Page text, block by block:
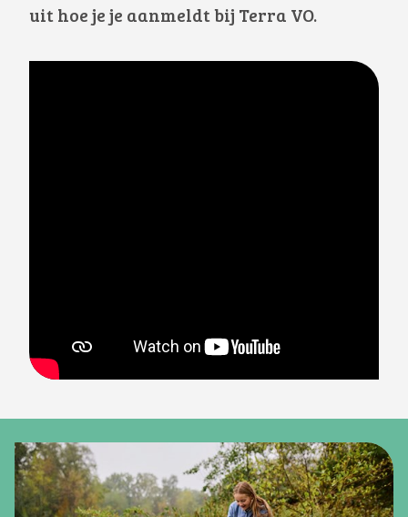
uit hoe je je aanmeldt bij Terra VO.